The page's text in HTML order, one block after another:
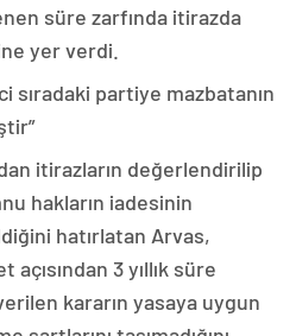
süre zarfında itirazda
yer verdi.
sıradaki partiye mazbatanın
itirazların değerlendirilip
hakların iadesinin
hatırlatan Arvas,
3 yıllık süre
kararın yasaya uygun